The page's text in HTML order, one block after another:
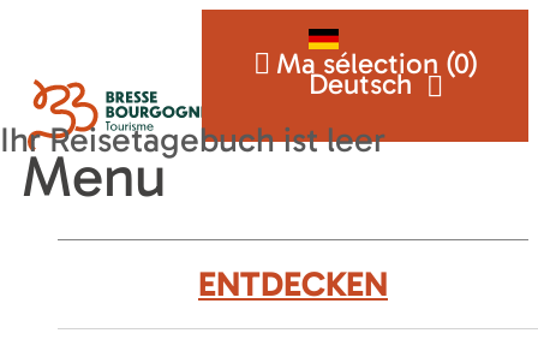
Deutsch
Ma sélection (0)
Menu
ENTDECKEN